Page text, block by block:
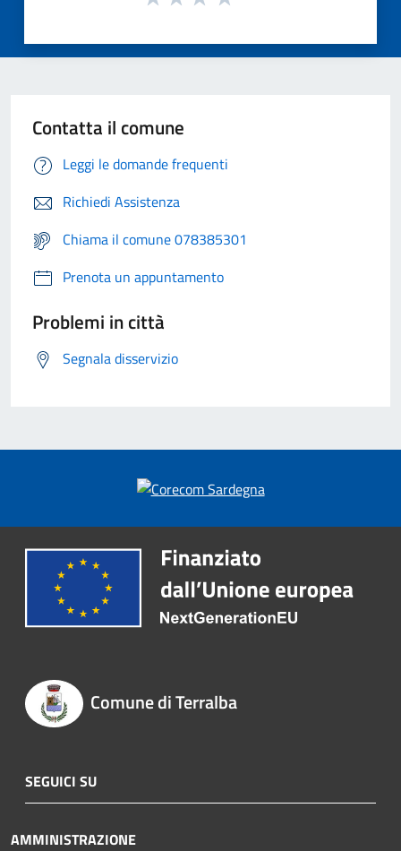
Contatta il comune
Leggi le domande frequenti
Richiedi Assistenza
Chiama il comune 078385301
Prenota un appuntamento
Problemi in città
Segnala disservizio
Comune di Terralba
SEGUICI SU
AMMINISTRAZIONE